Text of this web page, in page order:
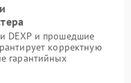
DEXP и прошедшие
корректную
гарантийных